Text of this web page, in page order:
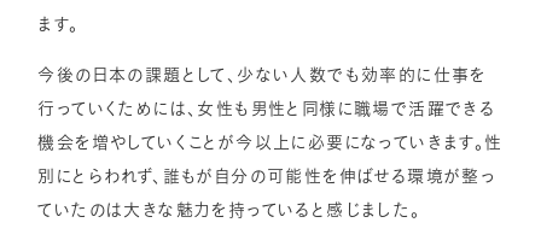
ます。
今後の日本の課題として、少ない人数でも効率的に仕事を
行っていくためには、女性も男性と同様に職場で活躍できる
機会を増やしていくことが今以上に必要になっていきます。性
別にとらわれず、誰もが自分の可能性を伸ばせる環境が整っ
ていたのは大きな魅力を持っていると感じました。